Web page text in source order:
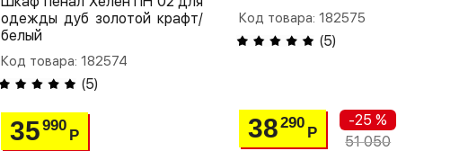
одежды дуб золотой крафт/
белый
Код товара: 182574
(5)
35990
Р
Код товара: 182575
(5)
38290
Р
-25 %
51 050